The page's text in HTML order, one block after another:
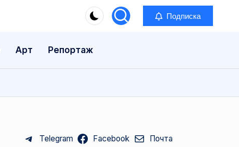
Подписка
Арт Репортаж
Telegram Facebook Почта